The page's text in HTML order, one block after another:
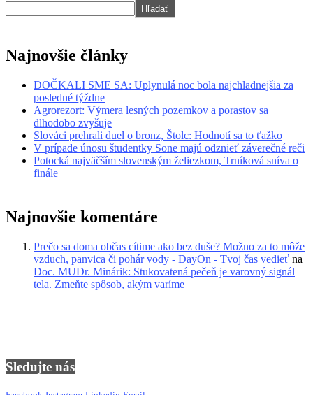
Hľadať
Najnovšie články
DOČKALI SME SA: Uplynulá noc bola najchladnejšia za
posledné týždne
Agrorezort: Výmera lesných pozemkov a porastov sa
dlhodobo zvyšuje
Slováci prehrali duel o bronz, Štolc: Hodnotí sa to ťažko
V prípade únosu študentky Sone majú odznieť záverečné reči
Potocká najväčším slovenským želiezkom, Trníková sníva o
finále
Najnovšie komentáre
Prečo sa doma občas cítime ako bez duše? Možno za to môže
vzduch, panvica či pohár vody - DayOn - Tvoj čas vedieť na
Doc. MUDr. Minárik: Stukovatená pečeň je varovný signál
tela. Zmeňte spôsob, akým varíme
Sledujte nás